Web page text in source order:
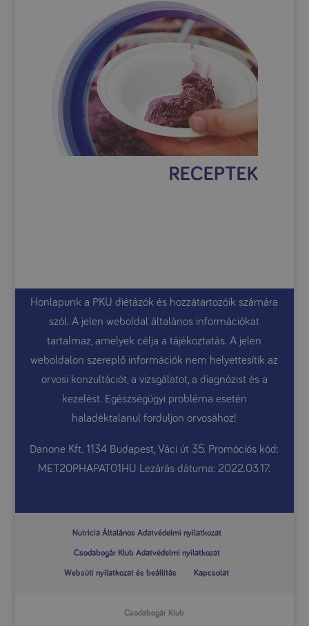
Honlapunk a PKU diétázók és hozzátartozóik számára
szól. A jelen weboldal általános információkat
tartalmaz, amelyek célja a tájékoztatás. A jelen
weboldalon szereplő információk nem helyettesítik az
orvosi konzultációt, a vizsgálatot, a diagnózist és a
kezelést. Egészségügyi probléma esetén
haladéktalanul forduljon orvosához!
Danone Kft. 1134 Budapest, Váci út 35. Promóciós kód:
MET20PHAPAT01HU Lezárás dátuma: 2022.03.17.
Nutricia Általános Adatvédelmi nyilatkozat
Csodabogár Klub Adatvédelmi nyilatkozat
Websüti nyilatkozat és beállítás Kapcsolat
Csodabogár Klub